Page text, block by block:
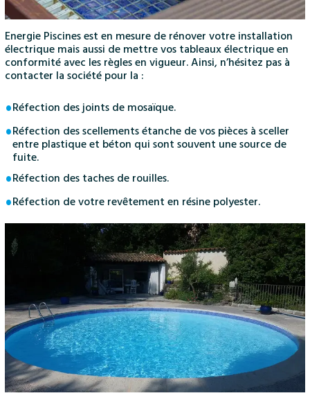
Energie Piscines est en mesure de rénover votre installation
électrique mais aussi de mettre vos tableaux électrique en
conformité avec les règles en vigueur. Ainsi, n’hésitez pas à
contacter la société pour la :
Réfection des joints de mosaïque.
Réfection des scellements étanche de vos pièces à sceller
entre plastique et béton qui sont souvent une source de
fuite.
Réfection des taches de rouilles.
Réfection de votre revêtement en résine polyester.